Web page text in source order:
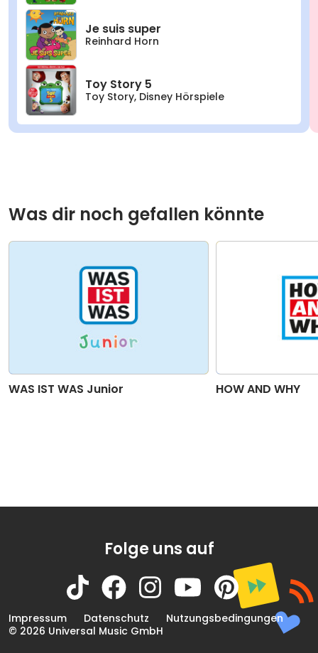
Je suis super
Reinhard Horn
Toy Story 5
Toy Story, Disney Hörspiele
Was dir noch gefallen könnte
WAS IST WAS Junior HOW AND WHY
Folge uns auf
Impressum Datenschutz
Nutzungsbedingungen
© 2026 Universal Music GmbH